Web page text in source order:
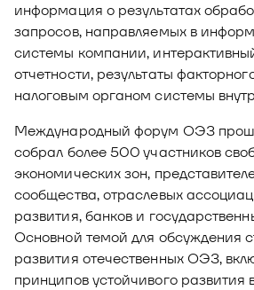
информация о результатах
запросов, направляемых в
системы компании,
отчетности, результаты
налоговым органом системы
Международный форум ОЭЗ
собрал более 500 участников
экономических зон,
сообщества, отраслевых
развития, банков и
Основной темой для обсуждения
развития отечественных ОЭЗ,
принципов устойчивого развития